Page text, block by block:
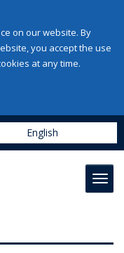
on our website. By
you accept the use
at any time.
English